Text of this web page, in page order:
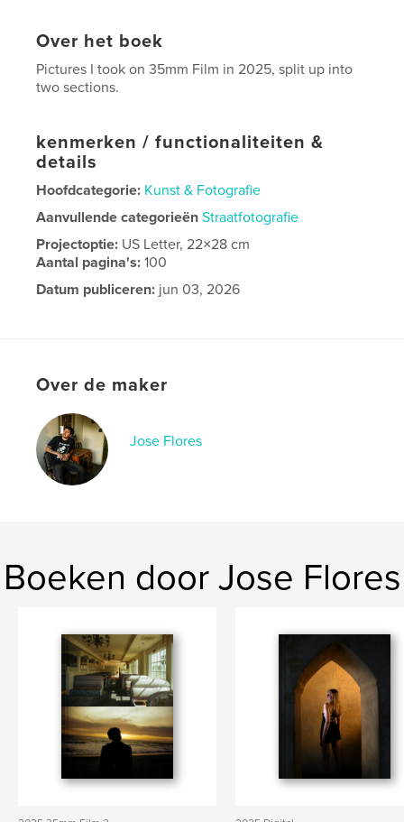
Over het boek
Pictures I took on 35mm Film in 2025, split up into
two sections.
kenmerken / functionaliteiten &
details
Hoofdcategorie: Kunst & Fotografie
Aanvullende categorieën Straatfotografie
Projectoptie: US Letter, 22×28 cm
Aantal pagina's:100
Datum publiceren: jun 03, 2026
Over de maker
Jose Flores
Boeken door Jose Flores